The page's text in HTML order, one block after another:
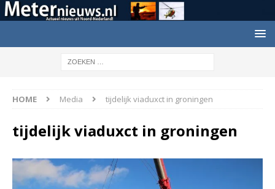
HOME Media tijdelijk viaduxct in groningen
tijdelijk viaduxct in groningen